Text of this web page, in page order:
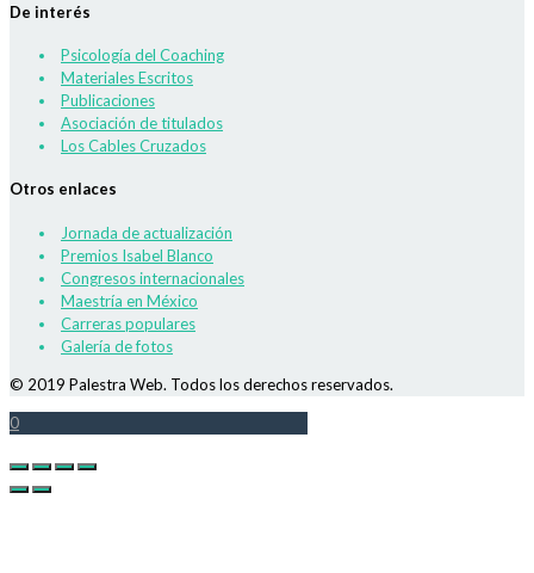
De interés
Psicología del Coaching
Materiales Escritos
Publicaciones
Asociación de titulados
Los Cables Cruzados
Otros enlaces
Jornada de actualización
Premios Isabel Blanco
Congresos internacionales
Maestría en México
Carreras populares
Galería de fotos
© 2019 Palestra Web. Todos los derechos reservados.
0